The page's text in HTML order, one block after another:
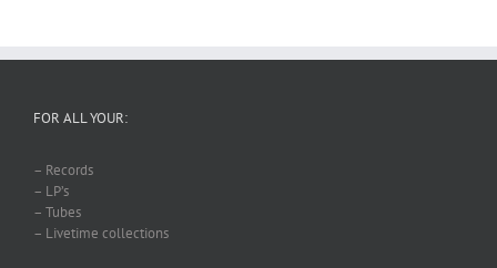
FOR ALL YOUR:
– Records
– LP’s
– Tubes
– Livetime collections